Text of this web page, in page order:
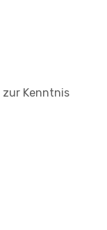
zur Kenntnis